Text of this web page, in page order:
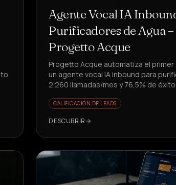
Agente Vocal IA
Purificadores de Agua –
Progetto Acque
Progetto Acque automatiza el
un agente vocal IA inbound para
2.260 llamadas/mes y 76,5% de
CALIFICACIÓN DE LEADS
DESCUBRIR